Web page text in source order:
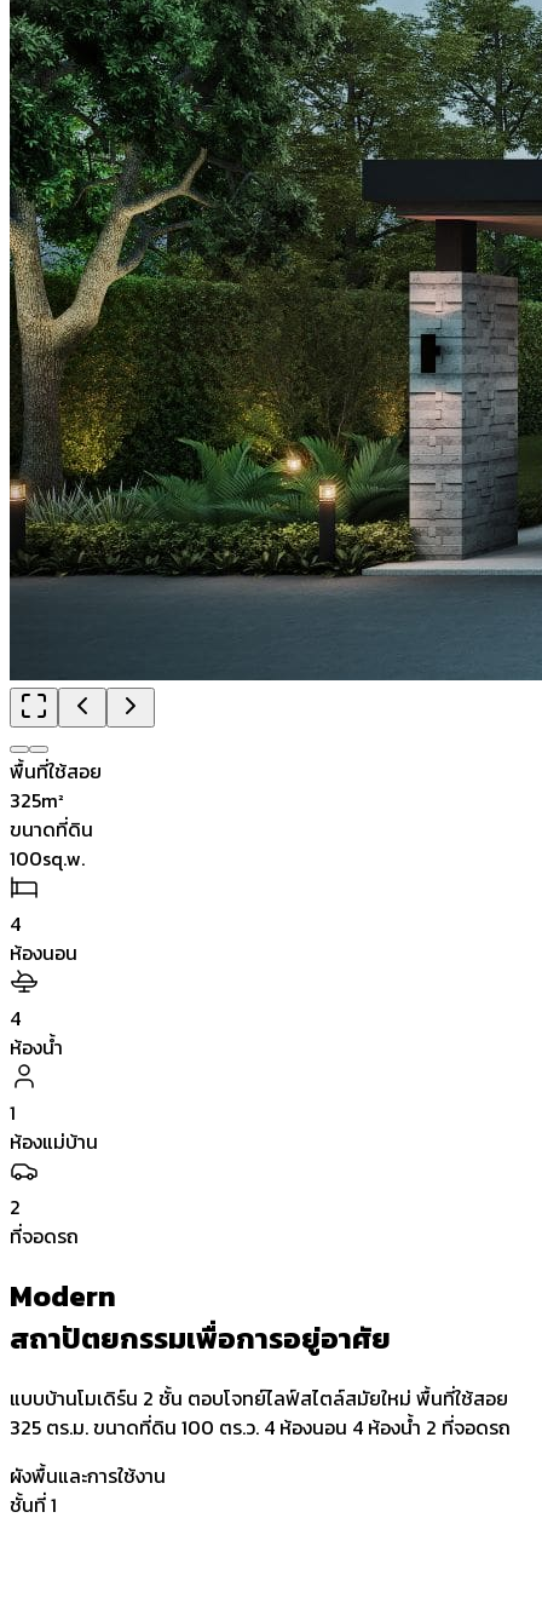
พื้นที่ใช้สอย
325m²
ขนาดที่ดิน
100sq.w.
4
ห้องนอน
4
ห้องน้ำ
1
ห้องแม่บ้าน
2
ที่จอดรถ
Modern
สถาปัตยกรรมเพื่อการอยู่อาศัย
แบบบ้านโมเดิร์น 2 ชั้น ตอบโจทย์ไลฟ์สไตล์สมัยใหม่ พื้นที่ใช้สอย
325 ตร.ม. ขนาดที่ดิน 100 ตร.ว. 4 ห้องนอน 4 ห้องน้ำ 2 ที่จอดรถ
ผังพื้นและการใช้งาน
ชั้นที่ 1